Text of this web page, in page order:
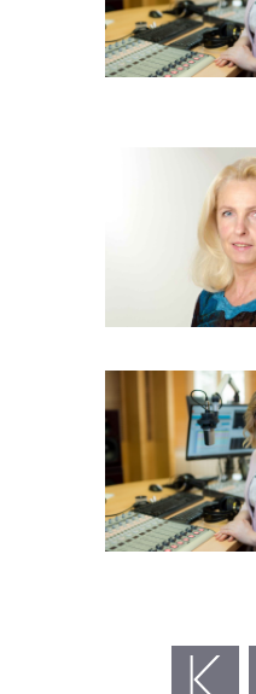
‹ předchozí